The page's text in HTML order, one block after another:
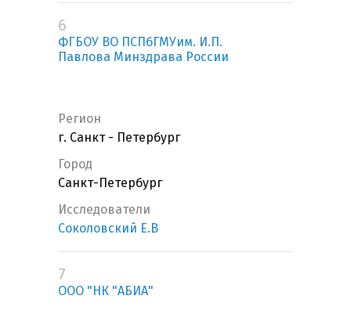
6
ФГБОУ ВО ПСПбГМУим. И.П.
Павлова Минздрава России
Регион
г. Санкт - Петербург
Город
Санкт-Петербург
Исследователи
Соколовский Е.В
7
ООО "НК "АБИА"